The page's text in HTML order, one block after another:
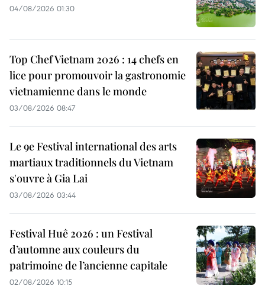
04/08/2026 01:30
Top Chef Vietnam 2026 : 14 chefs en
lice pour promouvoir la gastronomie
vietnamienne dans le monde
03/08/2026 08:47
Le 9e Festival international des arts
martiaux traditionnels du Vietnam
s'ouvre à Gia Lai
03/08/2026 03:44
Festival Huê 2026 : un Festival
d’automne aux couleurs du
patrimoine de l’ancienne capitale
02/08/2026 10:15